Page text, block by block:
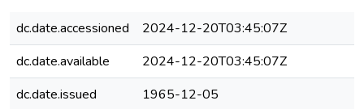
dc.date.accessioned
2024-12-20T03:45:07Z
dc.date.available
2024-12-20T03:45:07Z
dc.date.issued
1965-12-05